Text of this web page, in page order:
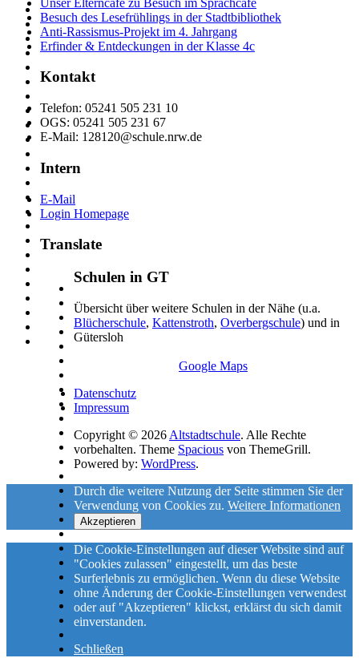
Besuch des Lesefrühlings in der Stadtbibliothek
Anti-Rassismus-Projekt im 4. Jahrgang
Erfinder & Entdeckungen in der Klasse 4c
Kontakt
Telefon: 05241 505 231 10
OGS: 05241 505 231 67
E-Mail: 128120@schule.nrw.de
Intern
E-Mail
Login Homepage
Translate
Schulen in GT
Übersicht über weitere Schulen in der Nähe (u.a.
Blücherschule, Kattenstroth, Overbergschule) und in
Gütersloh
Google Maps
Datenschutz
Impressum
Copyright © 2026 Altstadtschule. Alle Rechte
vorbehalten. Theme Spacious von ThemeGrill.
Powered by: WordPress.
Durch die weitere Nutzung der Seite stimmen Sie der
Verwendung von Cookies zu. Weitere Informationen
Akzeptieren
Die Cookie-Einstellungen auf dieser Website sind auf
"Cookies zulassen" eingestellt, um das beste
Surferlebnis zu ermöglichen. Wenn du diese Website
ohne Änderung der Cookie-Einstellungen verwendest
oder auf "Akzeptieren" klickst, erklärst du sich damit
einverstanden.
Schließen